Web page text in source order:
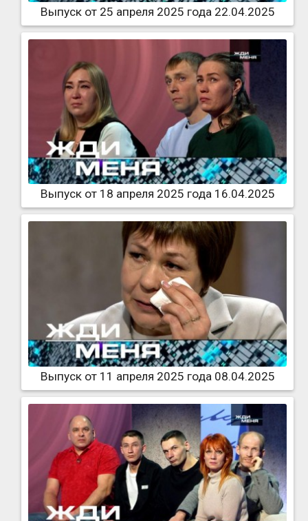
Выпуск от 25 апреля 2025 года 22.04.2025
Выпуск от 18 апреля 2025 года 16.04.2025
Выпуск от 11 апреля 2025 года 08.04.2025